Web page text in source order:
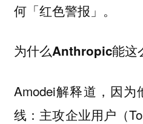
何「红色警报」。
为什么Anthropic能这
Amodei解释道，因
线：主攻企业用户（